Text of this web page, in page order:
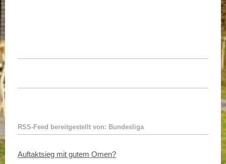
RSS-Feed bereitgestellt von: Bundesliga
Auftaktsieg mit gutem Omen?